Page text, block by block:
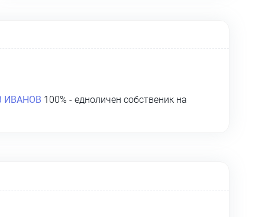
ИВАНОВ 100% - едноличен собственик на